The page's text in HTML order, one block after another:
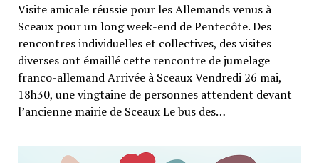
Visite amicale réussie pour les Allemands venus à
Sceaux pour un long week-end de Pentecôte. Des
rencontres individuelles et collectives, des visites
diverses ont émaillé cette rencontre de jumelage
franco-allemand Arrivée à Sceaux Vendredi 26 mai,
18h30, une vingtaine de personnes attendent devant
l’ancienne mairie de Sceaux Le bus des…